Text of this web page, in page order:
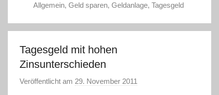
e
W
Allgemein, Geld sparen, Geldanlage, Tagesgeld
Tagesgeld mit hohen
Zinsunterschieden
Veröffentlicht am 29. November 2011